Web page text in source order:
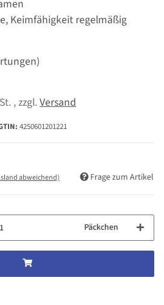
Keimfähigkeit regelmäßig
, zzgl.Versand
4250601201221
abweichend) Frage zum Artikel
Päckchen